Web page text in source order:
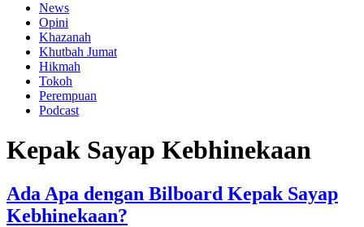
News
Opini
Khazanah
Khutbah Jumat
Hikmah
Tokoh
Perempuan
Podcast
Kepak Sayap Kebhinekaan
Ada Apa dengan Bilboard Kepak Sayap
Kebhinekaan?